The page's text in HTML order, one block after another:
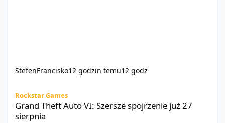
StefenFrancisko12 godzin temu12 godz
Rockstar Games
Grand Theft Auto VI: Szersze spojrzenie już 27
sierpnia